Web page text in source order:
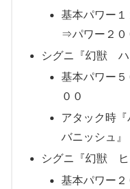
基本パワー１
⇒パワー２０
シグニ『幻獣 ハ
基本パワー
００
アタック時
バニッシュ』
シグニ『幻獣 ヒ
基本パワー